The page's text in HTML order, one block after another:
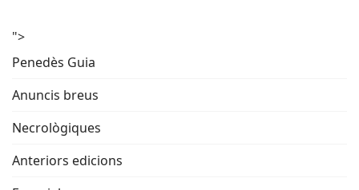
">
Penedès Guia
Anuncis breus
Necrològiques
Anteriors edicions